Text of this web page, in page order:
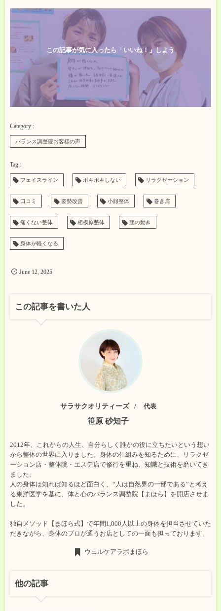
この記事が気に入ったら「いいね！」しよう
バランス調整院お客様の声
フェイスライン ポキポキしない リラクゼーション
口コミ 姿勢改善 小顔整体 巻き肩
痛くない整体 相模原整体 腰の動き
身体が軽くなる
June 12 ,2025
この記事を書いた人
サラサクオリティーズ 代表
笹原 砂知子
2012年、これからの人生、自分らしく誰かの役に立ちたいという想い
から整体の世界に入りました。身体の仕組みを知るために、リラクゼ
ーション店・整体院・エステ店で修行を重ね、知識と技術を磨いてき
ました。
人の身体は知れば知るほど面白く、“人は自然界の一部である”と考え
る東洋医学を基に、体と心のバランス調整院【まほら】を開店させま
した。
独自メソッド【まほら式】で年間1,000人以上の身体を担当させていた
だきながら、身体のプロが通うお店としての一面も担っております。
ウェルケアラボまほら
他の記事